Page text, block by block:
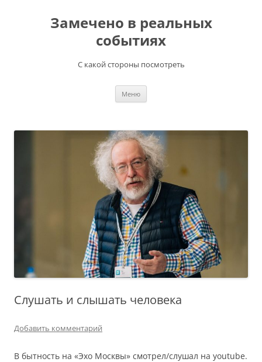
содержимомуЗамечено в реальных
событиях
С какой стороны посмотреть
Меню
Слушать и слышать человека
Добавить комментарий
В бытность на «Эхо Москвы» смотрел/слушал на youtube.